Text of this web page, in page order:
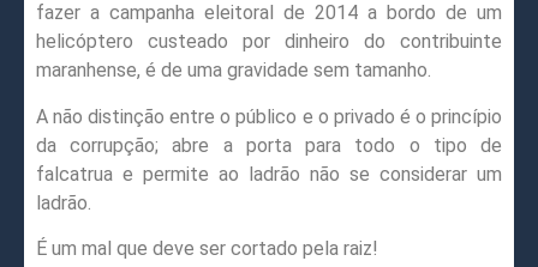
fazer a campanha eleitoral de 2014 a bordo de um
helicóptero custeado por dinheiro do contribuinte
maranhense, é de uma gravidade sem tamanho.
A não distinção entre o público e o privado é o princípio
da corrupção; abre a porta para todo o tipo de
falcatrua e permite ao ladrão não se considerar um
ladrão.
É um mal que deve ser cortado pela raiz!